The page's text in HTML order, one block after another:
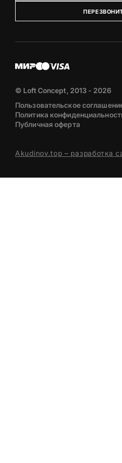
© Loft Concept, 2013 - 2026
Пользовательское
Политика
Публичная оферта
Akudinov.top – разработка